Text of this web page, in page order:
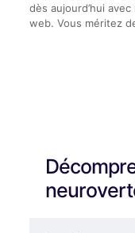
dès aujourd’hui
web. Vous méritez